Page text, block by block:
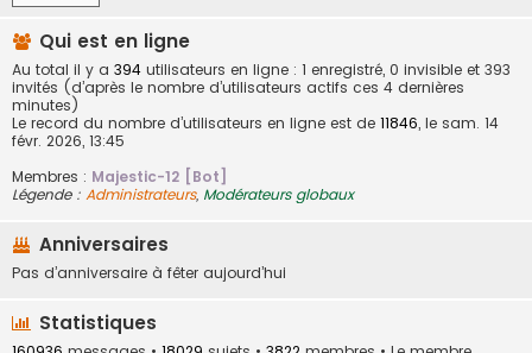
Qui est en ligne
Au total il y a 394 utilisateurs en ligne : 1 enregistré, 0 invisible et 393
invités (d’après le nombre d’utilisateurs actifs ces 4 dernières
minutes)
Le record du nombre d’utilisateurs en ligne est de 11846, le sam. 14
févr. 2026, 13:45
Membres : Majestic-12 [Bot]
Légende : Administrateurs, Modérateurs globaux
Anniversaires
Pas d’anniversaire à fêter aujourd’hui
Statistiques